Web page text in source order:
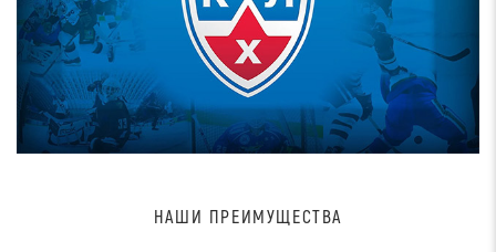
НАШИ ПРЕИМУЩЕСТВА